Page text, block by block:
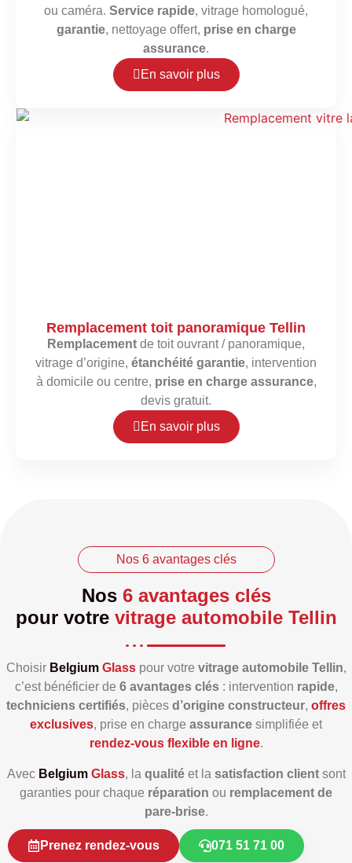
ou caméra. Service rapide, vitrage homologué,
garantie, nettoyage offert, prise en charge
assurance.
En savoir plus
Remplacement toit panoramique Tellin
Remplacement de toit ouvrant / panoramique,
vitrage d’origine, étanchéité garantie, intervention
à domicile ou centre, prise en charge assurance,
devis gratuit.
En savoir plus
Nos 6 avantages clés
Nos 6 avantages clés
pour votre vitrage automobile Tellin
Choisir Belgium Glasspour votre vitrage automobile Tellin,
c’est bénéficier de 6 avantages clés: intervention rapide,
techniciens certifiés, pièces d’origine constructeur, offres
exclusives, prise en charge assurance simplifiée et
rendez‑vous flexible en ligne.
Avec Belgium Glass, la qualitéet la satisfaction clientsont
garanties pour chaque réparation ou remplacement de
pare‑brise.
Prenez rendez-vous 071 51 71 00